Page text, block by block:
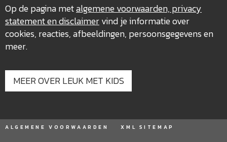
Op de pagina metalgemene voorwaarden, privacy
statement en disclaimervind je informatie over
cookies, reacties, afbeeldingen, persoonsgegevens en
meer.
MEER OVER LEUK MET KIDS
ALGEMENE VOORWAARDEN XML SITEMAP